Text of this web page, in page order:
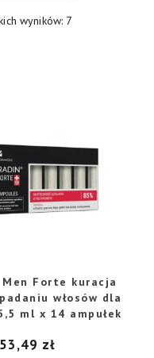
wyników: 7
Forte kuracja
włosów dla
ml x 14 ampułek
53,49 zł